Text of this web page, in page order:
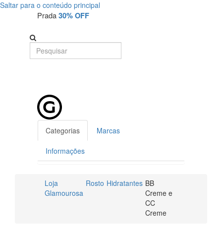
Saltar para o conteúdo principal
Prada30% OFF
Categorias Marcas
Informações
Loja
Glamourosa
Rosto Hidratantes BB
Creme e
CC
Creme